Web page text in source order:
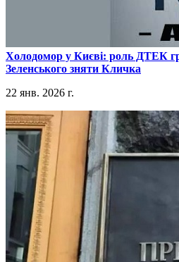
​Холодомор у Києві: роль ДТЕК
Зеленського зняти Кличка
22 янв. 2026 г.